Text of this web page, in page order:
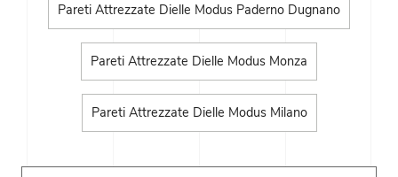
Pareti Attrezzate Dielle Modus Paderno Dugnano
Pareti Attrezzate Dielle Modus Monza
Pareti Attrezzate Dielle Modus Milano